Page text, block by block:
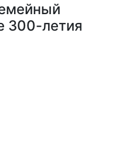
300-летия